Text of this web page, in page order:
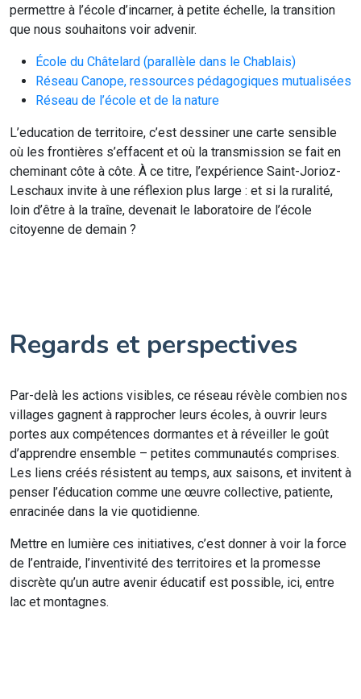
permettre à l’école d’incarner, à petite échelle, la transition
que nous souhaitons voir advenir.
École du Châtelard (parallèle dans le Chablais)
Réseau Canope, ressources pédagogiques mutualisées
Réseau de l’école et de la nature
L’education de territoire, c’est dessiner une carte sensible
où les frontières s’effacent et où la transmission se fait en
cheminant côte à côte. À ce titre, l’expérience Saint-Jorioz-
Leschaux invite à une réflexion plus large : et si la ruralité,
loin d’être à la traîne, devenait le laboratoire de l’école
citoyenne de demain ?
Regards et perspectives
Par-delà les actions visibles, ce réseau révèle combien nos
villages gagnent à rapprocher leurs écoles, à ouvrir leurs
portes aux compétences dormantes et à réveiller le goût
d’apprendre ensemble – petites communautés comprises.
Les liens créés résistent au temps, aux saisons, et invitent à
penser l’éducation comme une œuvre collective, patiente,
enracinée dans la vie quotidienne.
Mettre en lumière ces initiatives, c’est donner à voir la force
de l’entraide, l’inventivité des territoires et la promesse
discrète qu’un autre avenir éducatif est possible, ici, entre
lac et montagnes.